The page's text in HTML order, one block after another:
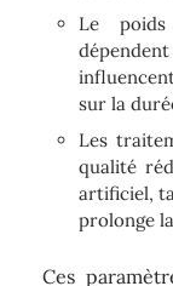
Le
sur la
Les
qualité
artificiel,
prolonge
Ces